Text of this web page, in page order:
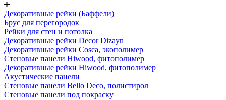
Декоративные рейки (Баффели)
Брус для перегородок
Рейки для стен и потолка
Декоративные рейки Decor Dizayn
Декоративные рейки Cosca, экополимер
Стеновые панели Hiwood, фитополимер
Декоративные рейки Hiwood, фитополимер
Акустические панели
Стеновые панели Bello Deco, полистирол
Стеновые панели под покраску